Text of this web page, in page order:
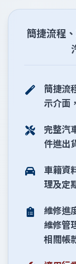
簡捷流程
簡捷流
示介面
完整汽
件進出
車籍資
理及定
維修進
維修管
相關帳